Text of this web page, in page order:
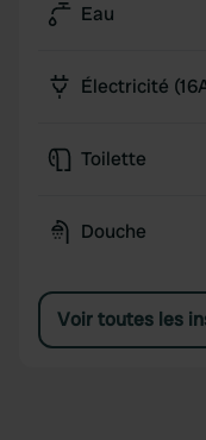
Eau
Électricité
Toilette
Douche
Voir toutes les